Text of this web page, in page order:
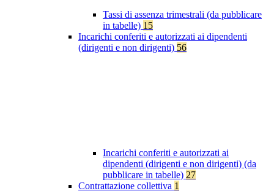
Tassi di assenza trimestrali (da pubblicare
in tabelle) 15
Incarichi conferiti e autorizzati ai dipendenti
(dirigenti e non dirigenti) 56
Incarichi conferiti e autorizzati ai
dipendenti (dirigenti e non dirigenti) (da
pubblicare in tabelle) 27
Contrattazione collettiva 1